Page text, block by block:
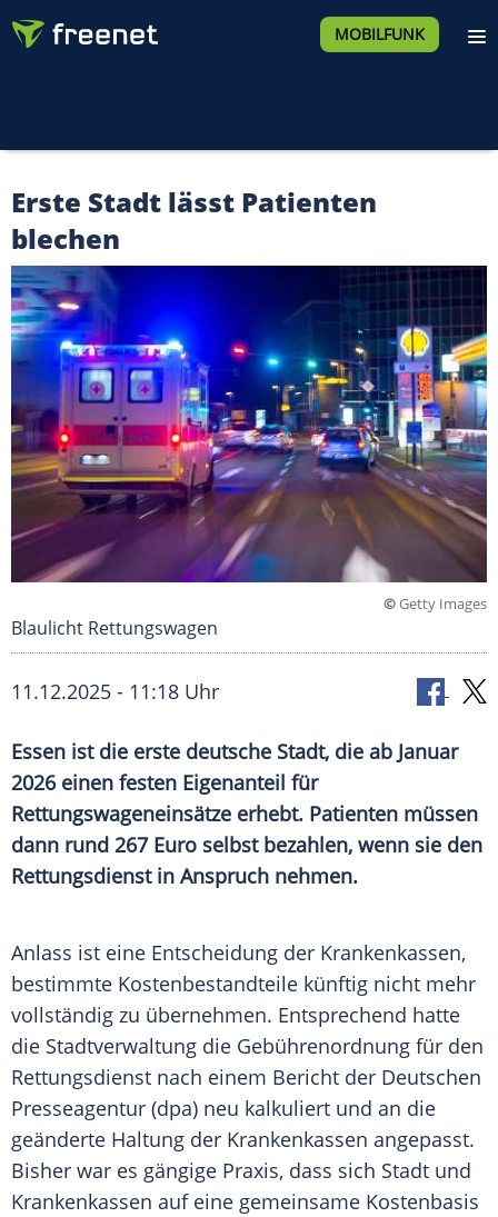
MOBILFUNK
Erste Stadt lässt Patienten
blechen
©Getty Images
Blaulicht Rettungswagen
11.12.2025 - 11:18 Uhr
Essen ist die erste deutsche Stadt, die ab Januar
2026 einen festen Eigenanteil für
Rettungswageneinsätze erhebt. Patienten müssen
dann rund 267 Euro selbst bezahlen, wenn sie den
Rettungsdienst in Anspruch nehmen.
Anlass ist eine Entscheidung der Krankenkassen,
bestimmte Kostenbestandteile künftig nicht mehr
vollständig zu übernehmen. Entsprechend hatte
die Stadtverwaltung die Gebührenordnung für den
Rettungsdienst nach einem Bericht der Deutschen
Presseagentur (dpa) neu kalkuliert und an die
geänderte Haltung der Krankenkassen angepasst.
Bisher war es gängige Praxis, dass sich Stadt und
Krankenkassen auf eine gemeinsame Kostenbasis